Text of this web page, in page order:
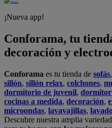
¡Nueva app!
Conforama, tu
decoración y
Conforama es tu tienda de sofás,
sillón, sillón relax, colchones,
dormitorio de juvenil,
cocinas a medida, decoración,
microondas, lavavajillas,
Descubre nuestra amplia